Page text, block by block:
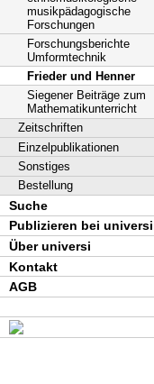
musikpädagogische
Forschungen
Forschungsberichte
Umformtechnik
Frieder und Henner
Siegener Beiträge zum
Mathematikunterricht
Zeitschriften
Einzelpublikationen
Sonstiges
Bestellung
Suche
Publizieren bei universi
Über universi
Kontakt
AGB